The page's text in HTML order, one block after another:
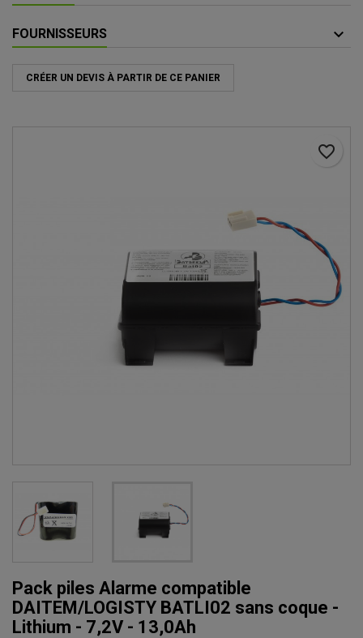
FOURNISSEURS
CRÉER UN DEVIS À PARTIR DE CE PANIER
favorite_border
Pack piles Alarme compatible
DAITEM/LOGISTY BATLI02 sans coque -
Lithium - 7,2V - 13,0Ah